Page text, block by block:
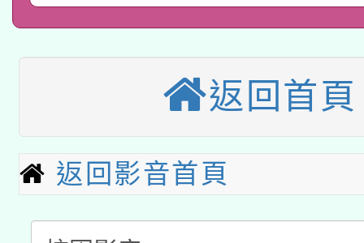
業技術研究院辦理「
用水績優單位及節水達
115年8月22日(星期六
桃園市孔廟祈福系列
開 智慧啟航」
2026年桃園地景藝術
本校115學年度第2次
招甄選結果公告(無人
招)
適應運動共學行動站研
本館辦理115年度閱讀
暨閱讀推動專業研習
科技賦能─人工智慧
返回首頁
返回影音首頁